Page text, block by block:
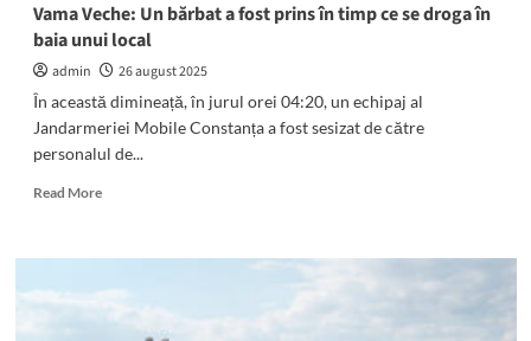
Vama Veche: Un bărbat a fost prins în timp ce se droga în
baia unui local
admin
26 august 2025
În această dimineață, în jurul orei 04:20, un echipaj al
Jandarmeriei Mobile Constanța a fost sesizat de către
personalul de...
Read MoreRead
Vama
bărbat